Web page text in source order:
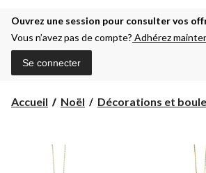
Ouvrez une session pour consulter vos
Vous n’avez pas de compte? Adhérez
Se connecter
Accueil Noël Décorations et